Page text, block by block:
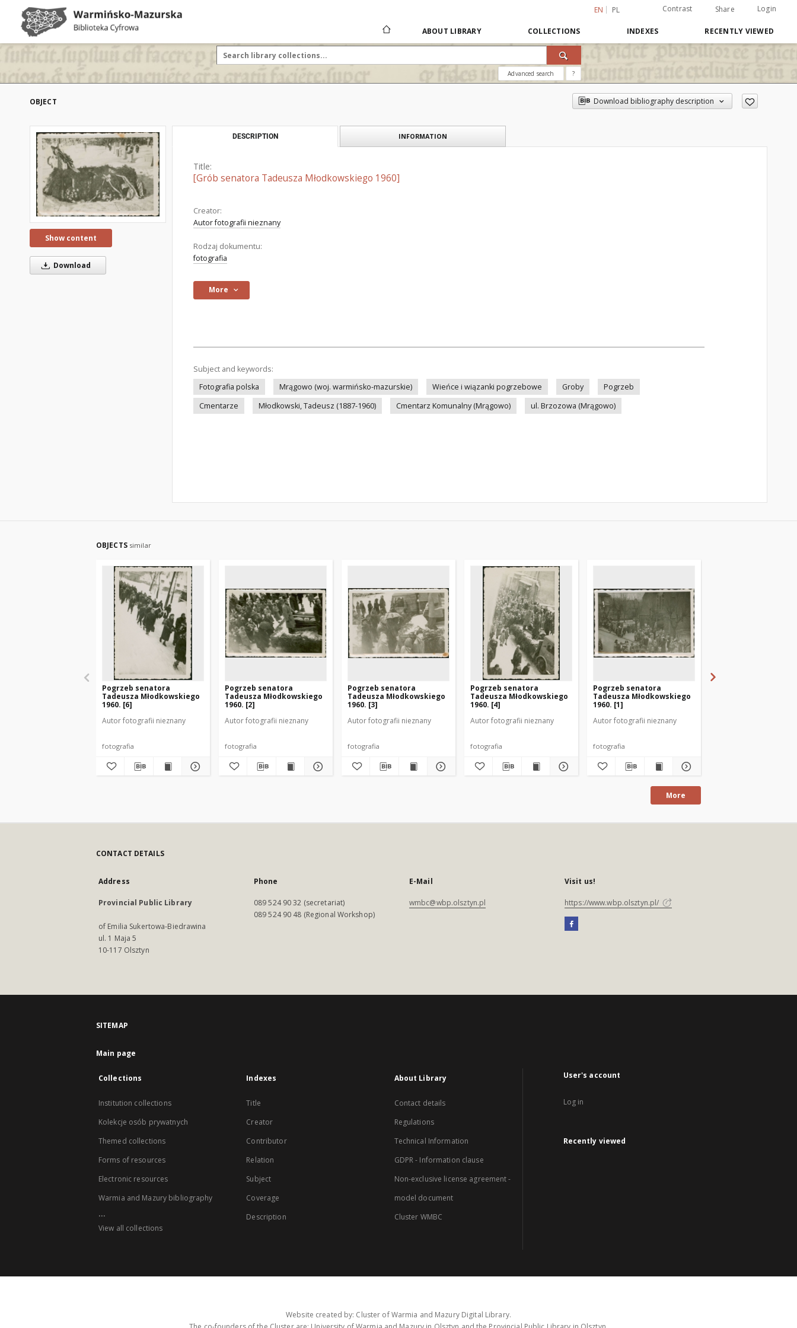
EN PL Contrast Share Login
ABOUT LIBRARY COLLECTIONS INDEXES RECENTLY VIEWED
Advanced search ?
OBJECT Download bibliography description
Show content
Download
DESCRIPTION INFORMATION
Title:
[Grób senatora Tadeusza Młodkowskiego 1960]
Creator:
Autor fotografii nieznany
Rodzaj dokumentu:
fotografia
More
Subject and keywords:
Fotografia polska
Mrągowo (woj. warmińsko-mazurskie) Wieńce i wiązanki pogrzebowe Groby
Pogrzeb
Cmentarze
Młodkowski, Tadeusz (1887-1960) Cmentarz Komunalny (Mrągowo) ul. Brzozowa (Mrągowo)
OBJECTS similar
Pogrzeb senatora
Tadeusza Młodkowskiego
1960. [6]
Autor fotografii nieznany
fotografia
Pogrzeb senatora
Tadeusza Młodkowskiego
1960. [2]
Autor fotografii nieznany
fotografia
Pogrzeb senatora
Tadeusza Młodkowskiego
1960. [3]
Autor fotografii nieznany
fotografia
Pogrzeb senatora
Tadeusza Młodkowskiego
1960. [4]
Autor fotografii nieznany
fotografia
Pogrzeb senatora
Tadeusza Młodkowskiego
1960. [1]
Autor fotografii nieznany
fotografia
More
CONTACT DETAILS
Address
Provincial Public Library
of Emilia Sukertowa-Biedrawina
ul. 1 Maja 5
10-117 Olsztyn
Phone
089 524 90 32 (secretariat)
089 524 90 48 (Regional Workshop)
E-Mail
wmbc@wbp.olsztyn.pl
Visit us!
https://www.wbp.olsztyn.pl/
SITEMAP
Main page
Collections
Institution collections
Kolekcje osób prywatnych
Themed collections
Forms of resources
Electronic resources
Warmia and Mazury bibliography
...
View all collections
Indexes
Title
Creator
Contributor
Relation
Subject
Coverage
Description
About Library
Contact details
Regulations
Technical Information
GDPR - Information clause
Non-exclusive license agreement -
model document
Cluster WMBC
User's account
Log in
Recently viewed
Website created by: Cluster of Warmia and Mazury Digital Library.